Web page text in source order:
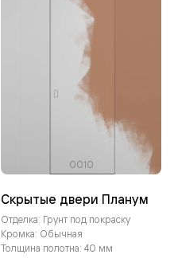
0010
Скрытые двери Планум
Отделка: Грунт под покраску
Кромка: Обычная
Толщина полотна: 40 мм